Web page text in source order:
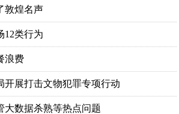
敦煌名声
12类行为
浪费
开展打击文物犯罪专项行动
大数据杀熟等热点问题